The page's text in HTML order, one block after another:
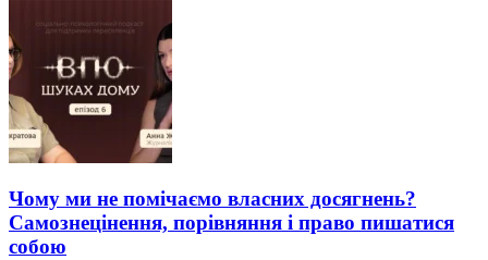
Чому ми не помічаємо власних досягнень?
Самознецінення, порівняння і право пишатися
собою